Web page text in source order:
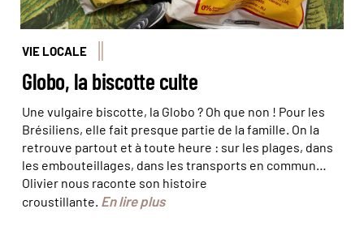
VIE LOCALE
Globo, la biscotte culte
Une vulgaire biscotte, la Globo ? Oh que non ! Pour les
Brésiliens, elle fait presque partie de la famille. On la
retrouve partout et à toute heure : sur les plages, dans
les embouteillages, dans les transports en commun…
Olivier nous raconte son histoire
croustillante. En lire plus